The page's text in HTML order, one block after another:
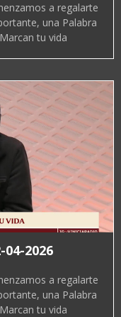
a regalarte
una Palabra
tu vida
2026
a regalarte
una Palabra
tu vida